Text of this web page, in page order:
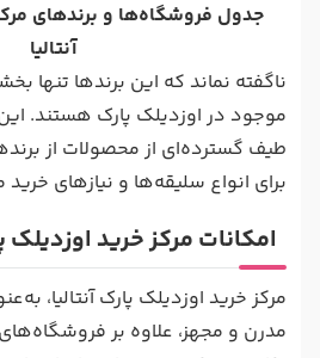
جدول فروشگاه‌ها و برندهای
آنتالیا
ناگفته نماند که این برندها تنها
موجود در اوزدیلک پارک هستند. این
طیف گسترده‌ای از محصولات از
برای انواع سلیقه‌ها و نیازهای
امکانات مرکز خرید اوزدیلک
مرکز خرید اوزدیلک پارک آنتالیا،
مدرن و مجهز، علاوه بر